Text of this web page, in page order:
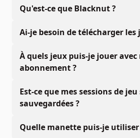
Qu'est-ce que Blacknut ?
Ai-je besoin de télécharger les
À quels jeux puis-je jouer avec
abonnement ?
Est-ce que mes sessions de
sauvegardées ?
Quelle manette puis-je utiliser